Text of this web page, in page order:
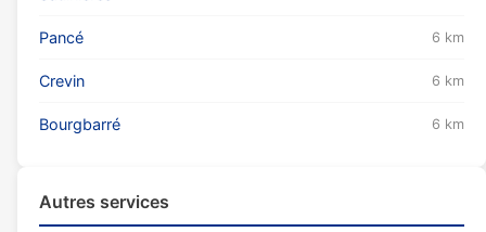
Pancé 6 km
Crevin 6 km
Bourgbarré 6 km
Autres services